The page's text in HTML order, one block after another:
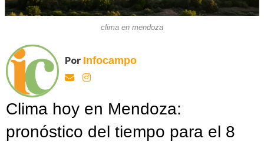
clima en mendoza
Por Infocampo
Clima hoy en Mendoza:
pronóstico del tiempo para el 8